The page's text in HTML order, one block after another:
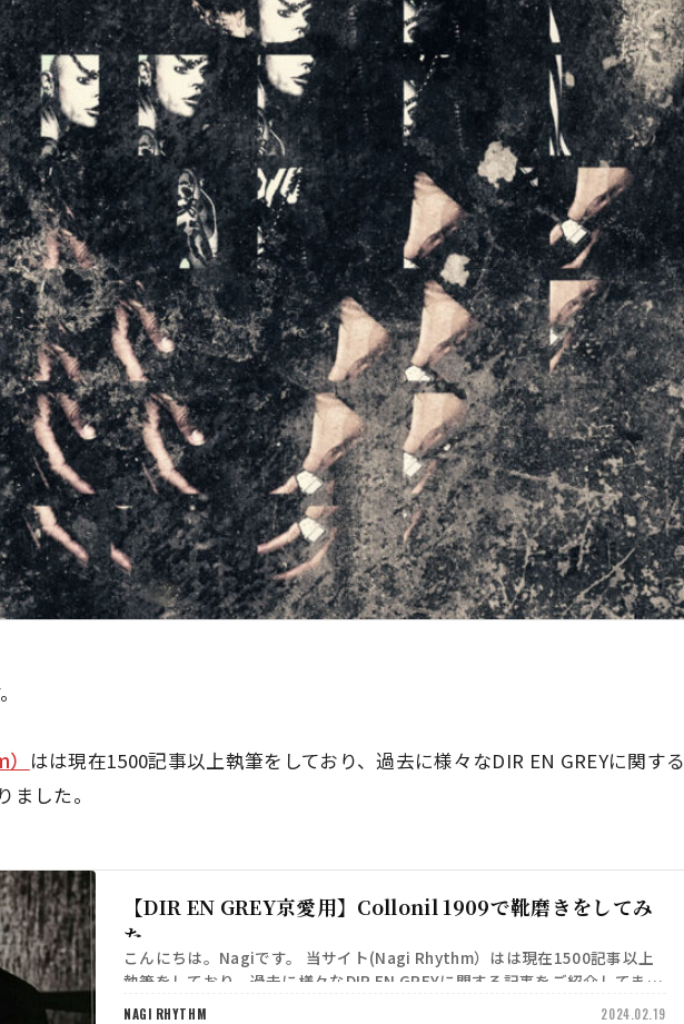
はは現在1500記事以上執筆をしており、過去に様々なDIR EN GREYに関する
ました。
【DIR EN GREY京愛用】Collonil 1909で靴磨きをしてみ
た
こんにちは。Nagiです。 当サイト(Nagi Rhythm）はは現在1500記事以上
執筆をしており、過去に様々なDIR EN GREYに関する記事をご紹介してまい
りました。 本日はタイトル通り「DI…
NAGI RHYTHM 2024.02.19